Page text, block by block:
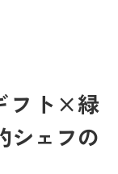
フト×緑
シェフの